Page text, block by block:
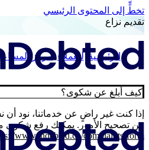
تخطٍّ إلى المحتوى الرئيسي
تقديم نزاع
الرئيسية للعملاء مركز
كيف أبلغ عن شكوى؟
إذا كنت غير راضٍ عن خدماتنا، نود
من تصحيح الأمور. يمكنك رفع شكوى
www.indebted.co/complaints-form/